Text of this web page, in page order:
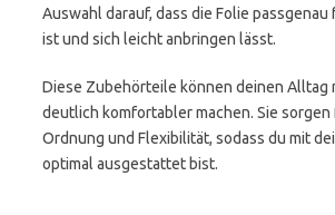
Auswahl darauf, dass die Folie
ist und sich leicht anbringen lässt.
Diese Zubehörteile können deinen Alltag
deutlich komfortabler machen. Sie sorgen
Ordnung und Flexibilität, sodass du mit
optimal ausgestattet bist.